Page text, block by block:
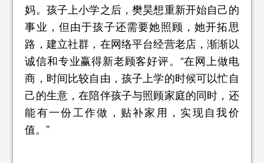
妈。孩子上小学之后，樊昊想重新开始自己的
事业，但由于孩子还需要她照顾，她开拓思
路，建立社群，在网络平台经营老店，渐渐以
诚信和专业赢得新老顾客好评。“在网上做电
商，时间比较自由，孩子上学的时候可以忙自
己的生意，在陪伴孩子与照顾家庭的同时，还
能有一份工作做，贴补家用，实现自我价
值。”